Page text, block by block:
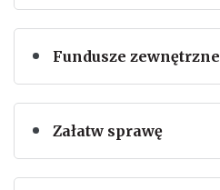
Fundusze zewnętrzne
Załatw sprawę